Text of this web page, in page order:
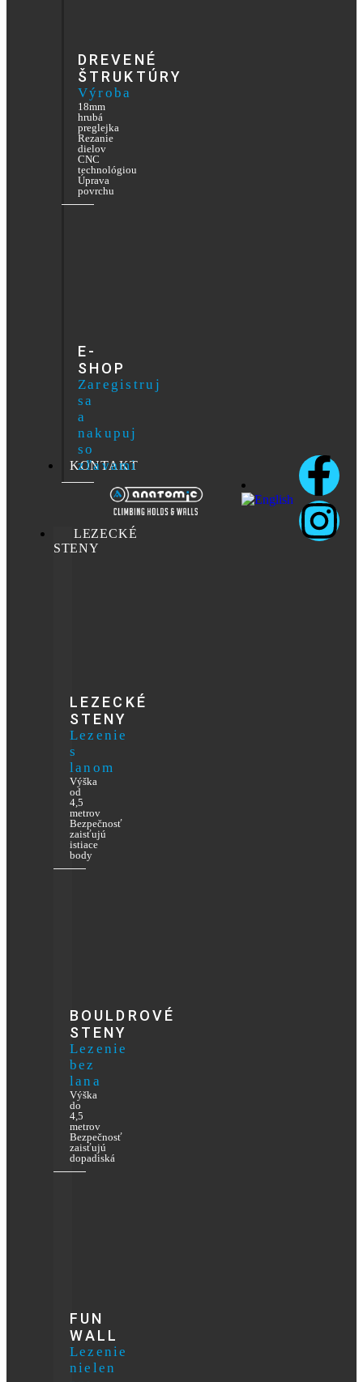
DREVENÉ
ŠTRUKTÚRY
Výroba
18mm
hrubá
preglejka
Rezanie
dielov
CNC
technológiou
Úprava
povrchu
E-
SHOP
Zaregistruj
sa
a
nakupuj
so
zľavami
KONTAKT
LEZECKÉ
STENY
LEZECKÉ
STENY
Lezenie
s
lanom
Výška
od
4,5
metrov
Bezpečnosť
zaisťujú
istiace
body
BOULDROVÉ
STENY
Lezenie
bez
lana
Výška
do
4,5
metrov
Bezpečnosť
zaisťujú
dopadiská
FUN
WALL
Lezenie
nielen